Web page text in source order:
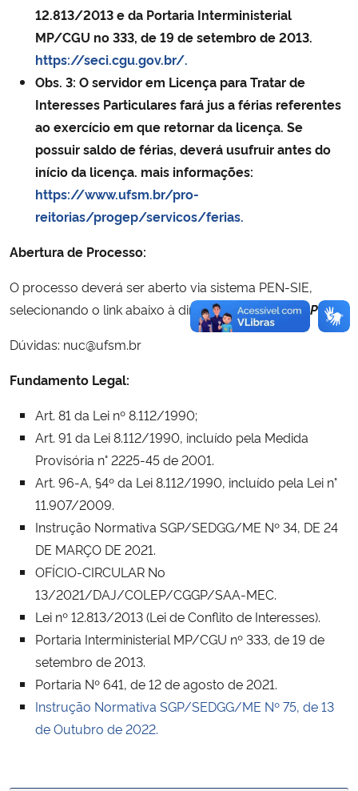
12.813/2013 e da Portaria Interministerial
MP/CGU no 333, de 19 de setembro de 2013.
https://seci.cgu.gov.br/.
Obs. 3: O servidor em Licença para Tratar de
Interesses Particulares fará jus a férias referentes
ao exercício em que retornar da licença. Se
possuir saldo de férias, deverá usufruir antes do
início da licença. mais informações:
https://www.ufsm.br/pro-
reitorias/progep/servicos/ferias.
Abertura de Processo:
O processo deverá ser aberto via sistema PEN-SIE,
selecionando o link abaixo à direita,Abrir Processo PEN.
Dúvidas: nuc@ufsm.br
Fundamento Legal:
Art. 81 da Lei nº 8.112/1990;
Art. 91 da Lei 8.112/1990, incluído pela Medida
Provisória n° 2225-45 de 2001.
Art. 96-A, §4º da Lei 8.112/1990, incluído pela Lei n°
11.907/2009.
Instrução Normativa SGP/SEDGG/ME Nº 34, DE 24
DE MARÇO DE 2021.
OFÍCIO-CIRCULAR No
13/2021/DAJ/COLEP/CGGP/SAA-MEC.
Lei nº 12.813/2013 (Lei de Conflito de Interesses).
Portaria Interministerial MP/CGU nº 333, de 19 de
setembro de 2013.
Portaria Nº 641, de 12 de agosto de 2021.
Instrução Normativa SGP/SEDGG/ME Nº 75, de 13
de Outubro de 2022.